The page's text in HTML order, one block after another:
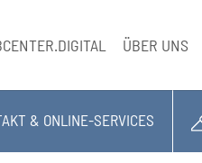
ÜBER UNS
& ONLINE-SERVICES